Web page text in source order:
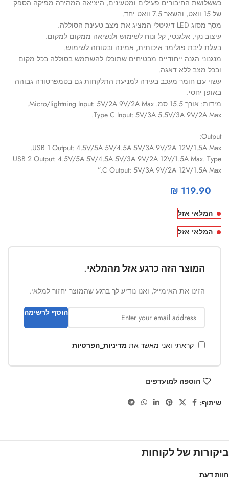
כששלושת החיבורים פעילים ומטעינים, היציאה המהירה מפיקה הספק
של 15 וואט, והשאר 7.5 וואט יחד.
מסך מסוג LED דיגיטלי המציג את מצב טעינת הסוללה.
עיצוב נקי, אלגנטי, קל ונוח לשימוש ולנשיאה ממקום למקום.
בעלת ליבת פולימר איכותית, אמינה ובטוחה לשימוש.
מנגנוני הגנה ייחודיים מבטיחים שתוכלו להשתמש בסוללה בכל מקום
ובכל מצב ללא דאגה.
עשוי עם חומר מעכב בעירה למניעת התלקחות גם בטמפרטורה גבוהה
באופן יחסי.
מידות: אורך 15.5 סמ. Micro/lightning Input: 5V/2A 9V/2A Max.
Type C Input: 5V/3A 5.5V/3A 9V/2A Max.
Output:
USB 1 Output: 4.5V/5A 5V/4.5A 5V/3A 9V/2A 12V/1.5A Max.
USB 2 Output: 4.5V/5A 5V/4.5A 5V/3A 9V/2A 12V/1.5A Max. Type
C Output: 5V/3A 9V/2A 12V/1.5A Max.”
₪ 119.90
המלאי אזל
המלאי אזל
המוצר הזה כרגע אזל מהמלאי.
הזינו את האימייל, ואנו נודיע לך ברגע שהמוצר יחזור למלאי.
הוסף לרשימה
קראתי ואני מאשר את מדיניות_הפרטיות
הוספה למועדפים
שיתוף:
ביקורות של לקוחות
חוות דעת